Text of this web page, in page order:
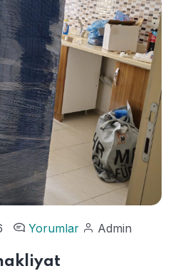
Yorumlar Admin